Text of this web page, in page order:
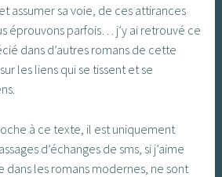
assumer sa voie, de ces attirances
éprouvons parfois… j’y ai retrouvé ce
dans d’autres romans de cette
les liens qui se tissent et se
à ce texte, il est uniquement
d’échanges de sms, si j’aime
les romans modernes, ne sont